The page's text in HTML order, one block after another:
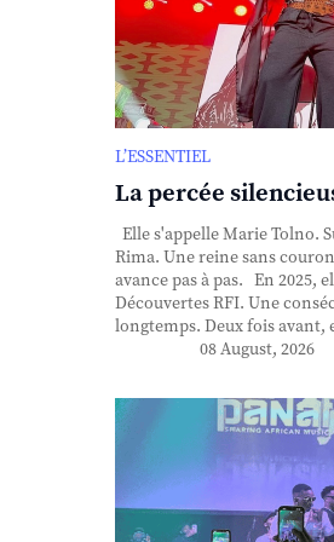
L’ESSENTIEL
La percée
Elle s'appelle Marie Tolno.
Rima. Une reine sans
avance pas à pas. En 2025,
Découvertes RFI. Une
longtemps. Deux fois avant,
08 August, 2026